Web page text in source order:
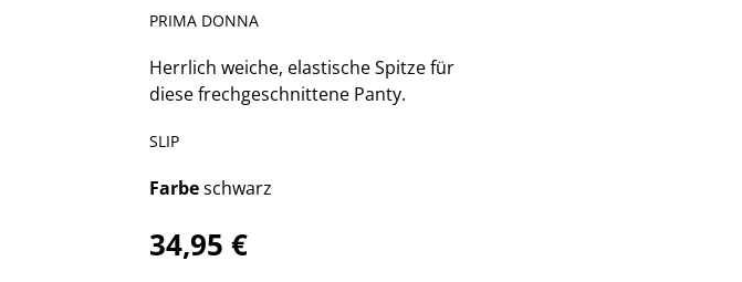
PRIMA DONNA
Herrlich weiche, elastische Spitze für
diese frechgeschnittene Panty.
SLIP
Farbeschwarz
34,95 €